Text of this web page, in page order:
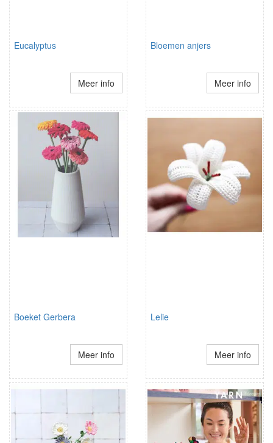
Eucalyptus
Meer info
Bloemen anjers
Meer info
Boeket Gerbera
Meer info
Lelie
Meer info